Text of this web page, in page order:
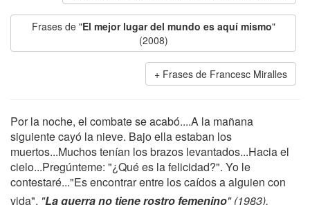
Frases de "El mejor lugar del mundo es aquí mismo"
(2008)
Frases de Francesc Miralles
Por la noche, el combate se acabó....A la mañana
siguiente cayó la nieve. Bajo ella estaban los
muertos...Muchos tenían los brazos levantados...Hacia el
cielo...Pregúnteme: "¿Qué es la felicidad?". Yo le
contestaré..."Es encontrar entre los caídos a alguien con
vida". "La guerra no tiene rostro femenino" (1983),